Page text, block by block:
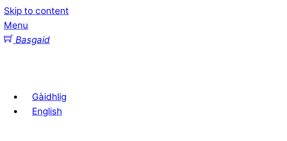
Skip to content
Menu
Basgaid
Gàidhlig
English